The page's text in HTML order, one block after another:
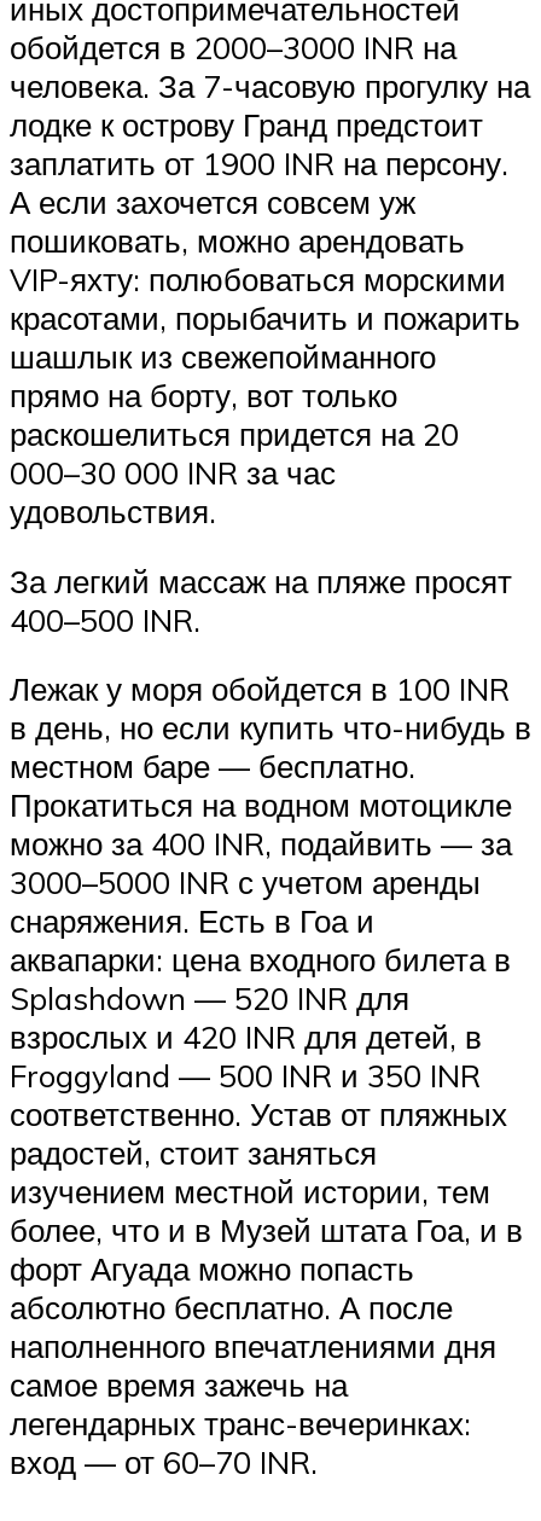
иных достопримечательностей
обойдется в 2000–3000 INR на
человека. За 7-часовую прогулку на
лодке к острову Гранд предстоит
заплатить от 1900 INR на персону.
А если захочется совсем уж
пошиковать, можно арендовать
VIP-яхту: полюбоваться морскими
красотами, порыбачить и пожарить
шашлык из свежепойманного
прямо на борту, вот только
раскошелиться придется на 20
000–30 000 INR за час
удовольствия.
За легкий массаж на пляже просят
400–500 INR.
Лежак у моря обойдется в 100 INR
в день, но если купить что-нибудь в
местном баре — бесплатно.
Прокатиться на водном мотоцикле
можно за 400 INR, подайвить — за
3000–5000 INR с учетом аренды
снаряжения. Есть в Гоа и
аквапарки: цена входного билета в
Splashdown — 520 INR для
взрослых и 420 INR для детей, в
Froggyland — 500 INR и 350 INR
соответственно. Устав от пляжных
радостей, стоит заняться
изучением местной истории, тем
более, что и в Музей штата Гоа, и в
форт Агуада можно попасть
абсолютно бесплатно. А после
наполненного впечатлениями дня
самое время зажечь на
легендарных транс-вечеринках:
вход — от 60–70 INR.